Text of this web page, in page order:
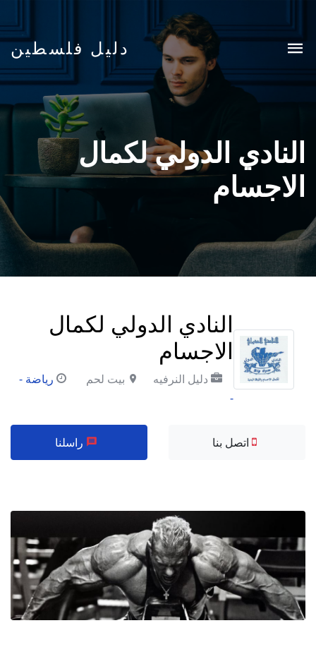
دليل فلسطين
النادي الدولي لكمال
الاجسام
النادي الدولي لكمال
الاجسام
دليل النرفيه بيت لحم
رياضة -
-
اتصل بنا راسلنا